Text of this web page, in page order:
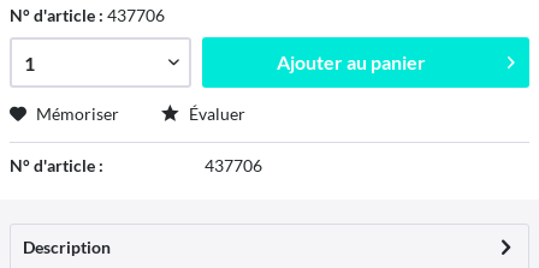
N° d'article : 437706
Ajouter au panier
Mémoriser Évaluer
N° d'article : 437706
Description